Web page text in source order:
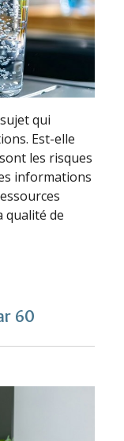
qui
Est-elle
les risques
informations
qualité de
60